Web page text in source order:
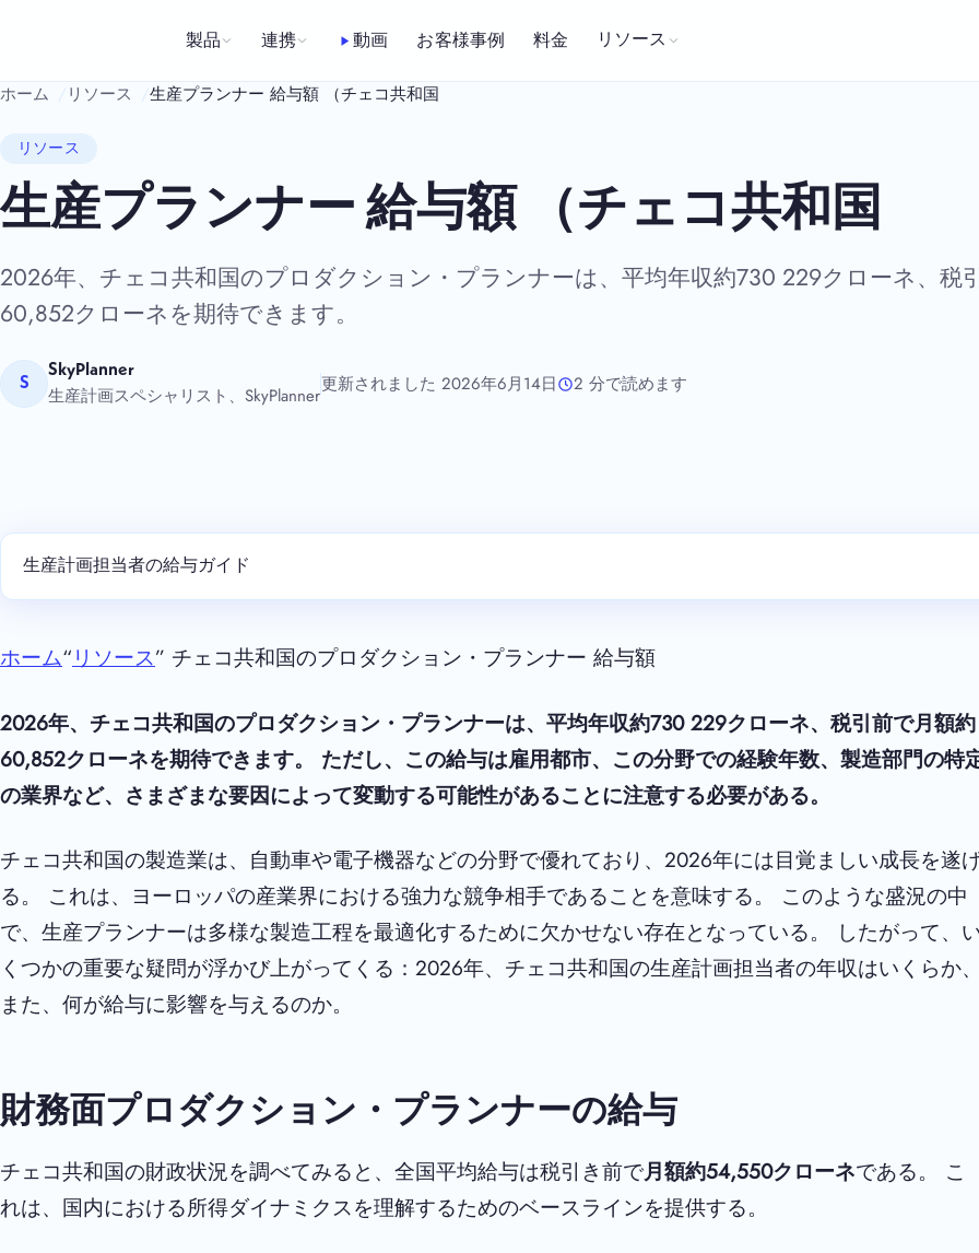
テ
へ
ス
ッ
プ
製品 連携 動画 お客様事例 料金 リソース
ホーム リソース 生産プランナー 給与額 （チェコ共和国
リソース
生産プランナー 給与額 （チェコ共和国
2026年、チェコ共和国のプロダクション・プランナーは、平均年収約730 229クローネ、税
60,852クローネを期待できます。
S
SkyPlanner
生産計画スペシャリスト、SkyPlanner更新されました 2026年6月14日 2 分で読めます
生産計画担当者の給与ガイド
ホーム“リソース” チェコ共和国のプロダクション・プランナー 給与額
2026年、チェコ共和国のプロダクション・プランナーは、平均年収約730 229クローネ、税引前で月額約
60,852クローネを期待できます。 ただし、この給与は雇用都市、この分野での経験年数、製造部門の特
の業界など、さまざまな要因によって変動する可能性があることに注意する必要がある。
チェコ共和国の製造業は、自動車や電子機器などの分野で優れており、2026年には目覚ましい成長を遂
る。 これは、ヨーロッパの産業界における強力な競争相手であることを意味する。 このような盛況の中
で、生産プランナーは多様な製造工程を最適化するために欠かせない存在となっている。 したがって、
くつかの重要な疑問が浮かび上がってくる：2026年、チェコ共和国の生産計画担当者の年収はいくらか
また、何が給与に影響を与えるのか。
財務面プロダクション・プランナーの給与
チェコ共和国の財政状況を調べてみると、全国平均給与は税引き前で月額約54,550クローネである。 こ
れは、国内における所得ダイナミクスを理解するためのベースラインを提供する。